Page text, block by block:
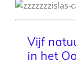
Vijf
in het